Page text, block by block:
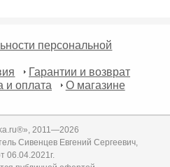
персональной
Гарантии и возврат
и оплата
О магазине
2011—2026
Сивенцев Евгений Сергеевич,